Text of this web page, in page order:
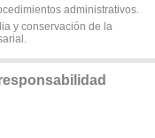
administrativos.
y conservación de la